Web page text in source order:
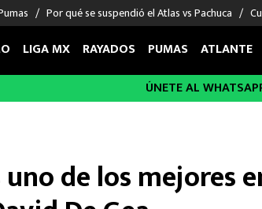
Por qué se suspendió el Atlas vs Pachuca
MEXICANOS EN EL EXTRANJERO
Memo Ochoa
Chino Huerta
LIGA MX RAYADOS PUMAS ATLANTE
ÚNETE AL
uno de los mejores